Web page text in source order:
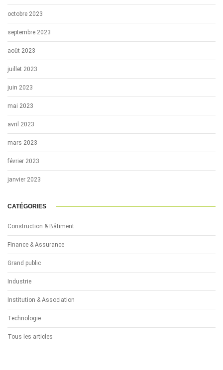
octobre 2023
septembre 2023
août 2023
juillet 2023
juin 2023
mai 2023
avril 2023
mars 2023
février 2023
janvier 2023
CATÉGORIES
Construction & Bâtiment
Finance & Assurance
Grand public
Industrie
Institution & Association
Technologie
Tous les articles